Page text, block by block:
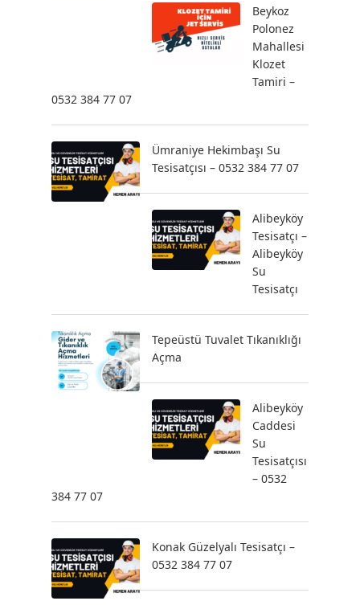
Beykoz
Polonez
Mahallesi
Klozet
Tamiri –
0532 384 77 07
Ümraniye Hekimbaşı Su
Tesisatçısı – 0532 384 77 07
Alibeyköy
Tesisatçı –
Alibeyköy
Su
Tesisatçı
Tepeüstü Tuvalet Tıkanıklığı
Açma
Alibeyköy
Caddesi
Su
Tesisatçısı
– 0532
384 77 07
Konak Güzelyalı Tesisatçı –
0532 384 77 07